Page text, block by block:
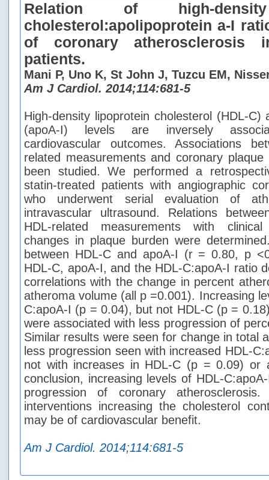
Relation of high-
cholesterol:apolipoprotein a-I
of coronary atherosclerosis
patients.
Mani P, Uno K, St John J, Tuzcu EM,
Am J Cardiol. 2014;114:681-5
High-density lipoprotein cholesterol (HDL-C)
(apoA-I) levels are inversely
cardiovascular outcomes. Associations
related measurements and coronary
been studied. We performed a
statin-treated patients with angiographic
who underwent serial evaluation of
intravascular ultrasound. Relations
HDL-related measurements with
changes in plaque burden were
between HDL-C and apoA-I (r = 0.80, p
HDL-C, apoA-I, and the HDL-C:apoA-I ratio
correlations with the change in percent
atheroma volume (all p =0.001). Increasing
C:apoA-I (p = 0.04), but not HDL-C (p =
were associated with less progression of
Similar results were seen for change in total
less progression seen with increased HDL-
not with increases in HDL-C (p = 0.09) or
conclusion, increasing levels of HDL-
progression of coronary
interventions increasing the cholesterol
may be of cardiovascular benefit.
Am J Cardiol. 2014;114:681-5